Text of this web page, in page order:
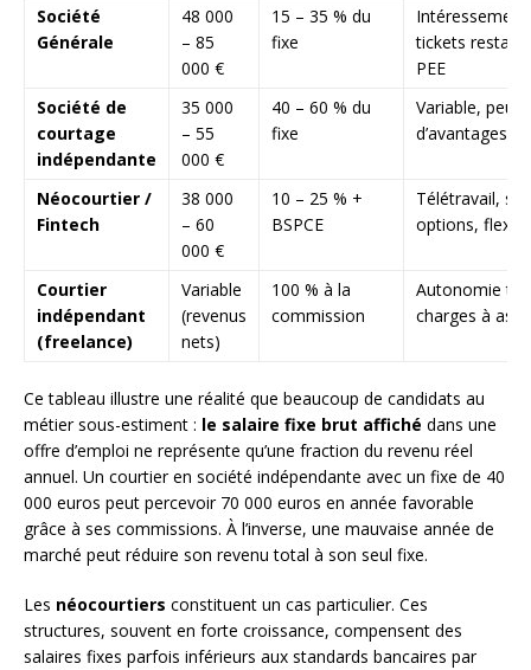
Société
Générale
48 000
– 85
000 €
15 – 35 % du
fixe
Intéressement,
tickets
PEE
Société de
courtage
indépendante
35 000
– 55
000 €
40 – 60 % du
fixe
Variable, peu
d’avantages
Néocourtier /
Fintech
38 000
– 60
000 €
10 – 25 % +
BSPCE
Télétravail,
options,
Courtier
indépendant
(freelance)
Variable
(revenus
nets)
100 % à la
commission
Autonomie
charges à
Ce tableau illustre une réalité que beaucoup de candidats au
métier sous-estiment : le salaire fixe brut affiché dans une
offre d’emploi ne représente qu’une fraction du revenu réel
annuel. Un courtier en société indépendante avec un fixe de 40
000 euros peut percevoir 70 000 euros en année favorable
grâce à ses commissions. À l’inverse, une mauvaise année de
marché peut réduire son revenu total à son seul fixe.
Les néocourtiers constituent un cas particulier. Ces
structures, souvent en forte croissance, compensent des
salaires fixes parfois inférieurs aux standards bancaires par